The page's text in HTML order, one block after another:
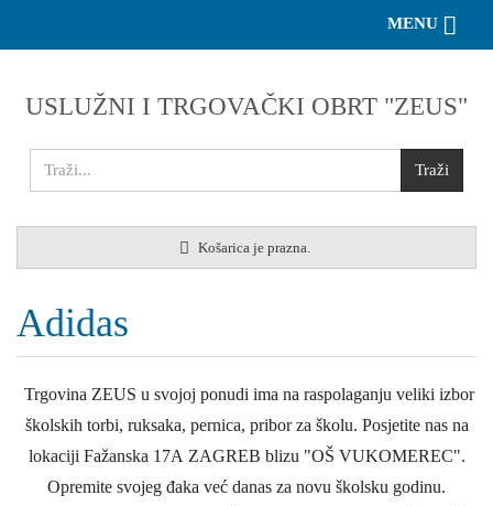
USLUŽNI I TRGOVAČKI OBRT "ZEUS"
Košarica je prazna.
MENU
Adidas
Trgovina ZEUS u svojoj ponudi ima na raspolaganju veliki izbor
školskih torbi, ruksaka, pernica, pribor za školu. Posjetite nas na
lokaciji Fažanska 17A ZAGREB blizu "OŠ VUKOMEREC".
Opremite svojeg đaka već danas za novu školsku godinu.